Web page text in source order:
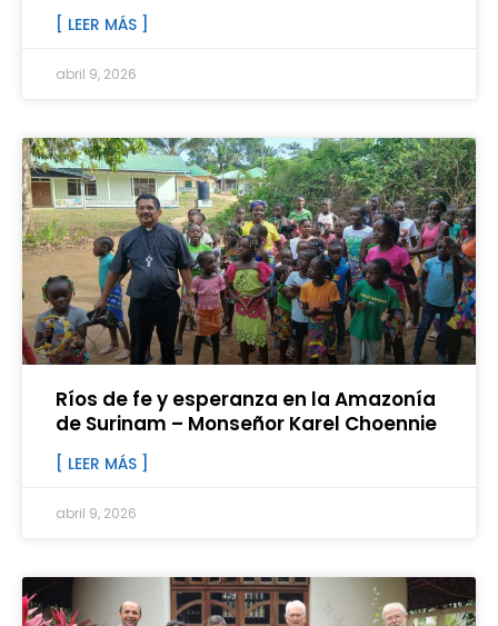
[ LEER MÁS ]
abril 9, 2026
Ríos de fe y esperanza en la Amazonía
de Surinam – Monseñor Karel Choennie
[ LEER MÁS ]
abril 9, 2026